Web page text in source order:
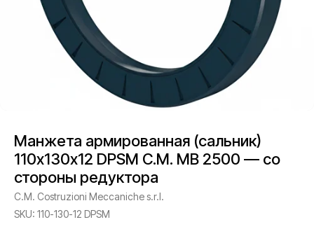
Манжета армированная (сальник)
110х130х12 DPSM C.M. MB 2500 — со
стороны редуктора
C.M. Costruzioni Meccaniche s.r.l.
SKU: 110-130-12 DPSM